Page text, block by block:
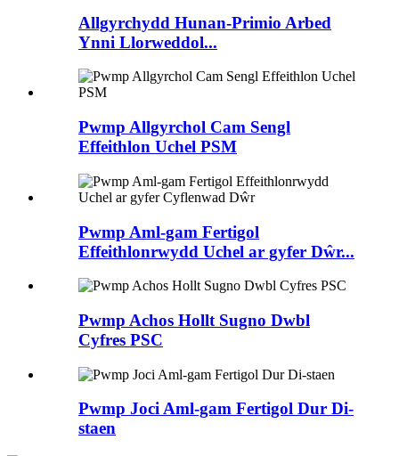
Allgyrchydd Hunan-Primio Arbed
Ynni Llorweddol...
Pwmp Allgyrchol Cam Sengl
Effeithlon Uchel PSM
Pwmp Aml-gam Fertigol
Effeithlonrwydd Uchel ar gyfer Dŵr...
Pwmp Achos Hollt Sugno Dwbl
Cyfres PSC
Pwmp Joci Aml-gam Fertigol Dur Di-
staen